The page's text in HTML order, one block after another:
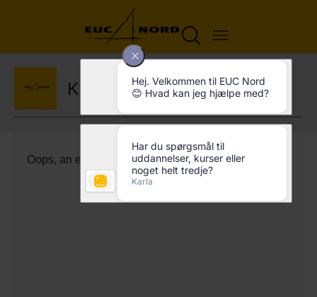
Kurser
Oops, an error occurred! Request: 2f5c9984125d5